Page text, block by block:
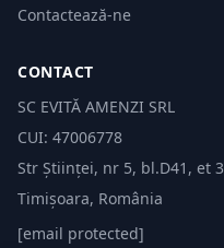
Contactează-ne
CONTACT
SC EVITĂ AMENZI SRL
CUI: 47006778
Str Științei, nr 5, bl.D41, et 3
Timișoara, România
[email protected]